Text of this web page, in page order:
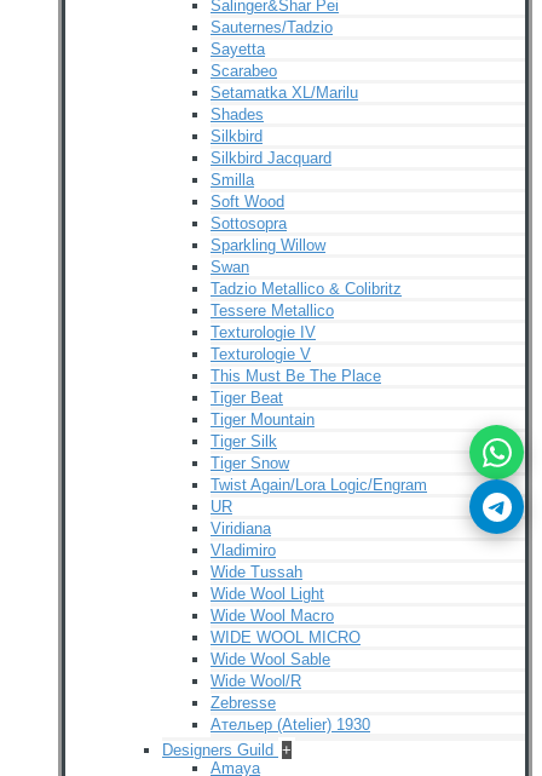
Salinger&Shar Pei
Sauternes/Tadzio
Sayetta
Scarabeo
Setamatka XL/Marilu
Shades
Silkbird
Silkbird Jacquard
Smilla
Soft Wood
Sottosopra
Sparkling Willow
Swan
Tadzio Metallico & Colibritz
Tessere Metallico
Texturologie IV
Texturologie V
This Must Be The Place
Tiger Beat
Tiger Mountain
Tiger Silk
Tiger Snow
Twist Again/Lora Logic/Engram
UR
Viridiana
Vladimiro
Wide Tussah
Wide Wool Light
Wide Wool Macro
WIDE WOOL MICRO
Wide Wool Sable
Wide Wool/R
Zebresse
Ательер (Atelier) 1930
Designers Guild +
Amaya